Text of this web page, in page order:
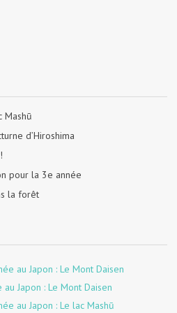
Mashū
d’Hiroshima
pour la 3e année
la forêt
au Japon : Le Mont Daisen
au Japon : Le Mont Daisen
au Japon : Le lac Mashū